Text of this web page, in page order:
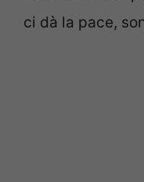
ci dà la pace,